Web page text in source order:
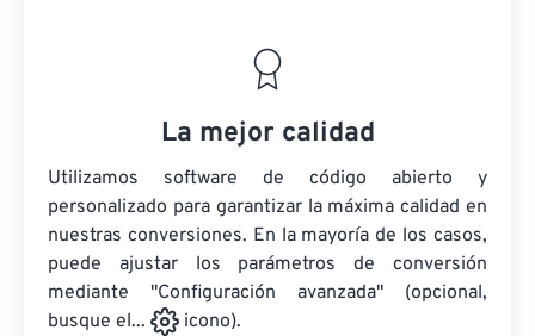
La mejor calidad
Utilizamos software de código abierto y
personalizado para garantizar la máxima calidad en
nuestras conversiones. En la mayoría de los casos,
puede ajustar los parámetros de conversión
mediante "Configuración avanzada" (opcional,
busque el...
icono).